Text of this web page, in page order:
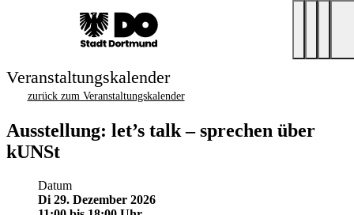
Veranstaltungskalender
zurück zum Veranstaltungskalender
Ausstellung: let’s talk – sprechen über
kUNSt
Datum
Di 29. Dezember 2026